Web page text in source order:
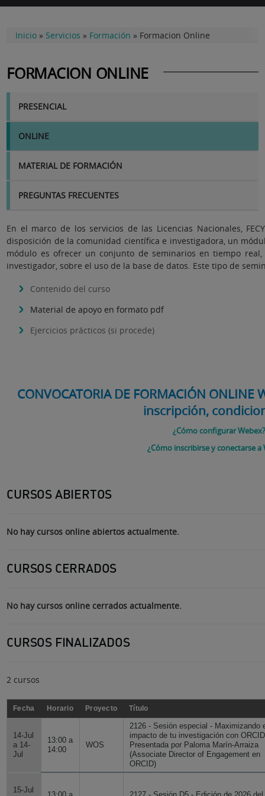
Inicio » Servicios » Formación » Formacion Online
FORMACION ONLINE
FORMACION
PRESENCIAL
ONLINE
MATERIAL DE FORMACIÓN
PREGUNTAS FRECUENTES
En el marco de los servicios de las Licencias Nacionales,
disposición de la comunidad científica e investigadora, un
módulo es ofrecer un conjunto de seminarios en tiempo
investigador, sobre el uso de la base de datos. Este tipo de
Contenido del curso
Material de apoyo en formato pdf
Ejercicios prácticos (si procede)
CONVOCATORIA DE FORMACIÓN
inscripción,
¿Cómo configurar
¿Cómo inscribirse y conectarse a
CURSOS ABIERTOS
No hay cursos online abiertos actualmente.
CURSOS CERRADOS
No hay cursos online cerrados actualmente.
CURSOS FINALIZADOS
2 cursos
Fecha Horario Proyecto Título
14-Jul
a 14-
Jul
13:00 a
14:00
WOS
2126 - Sesión especial - Maximizando
impacto de tu investigación con
Presentada por Paloma Marín-Arraiza
(Associate Director of Engagement en
ORCID)
15-Jul